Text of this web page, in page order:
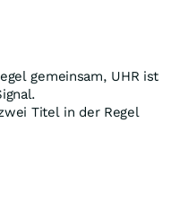
gemeinsam, UHR ist
Titel in der Regel